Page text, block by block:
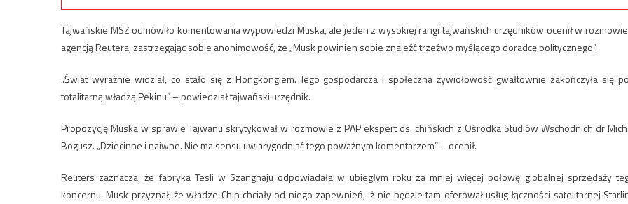
Tajwańskie MSZ odmówiło komentowania wypowiedzi Muska, ale jeden z wysokiej rangi tajwańskich urzędników ocenił w
agencją Reutera, zastrzegając sobie anonimowość, że „Musk powinien sobie znaleźć trzeźwo myślącego doradcę politycznego”.
„Świat wyraźnie widział, co stało się z Hongkongiem. Jego gospodarcza i społeczna żywiołowość gwałtownie zakończyła się
totalitarną władzą Pekinu” – powiedział tajwański urzędnik.
Propozycję Muska w sprawie Tajwanu skrytykował w rozmowie z PAP ekspert ds. chińskich z Ośrodka Studiów Wschodnich dr
Bogusz. „Dziecinne i naiwne. Nie ma sensu uwiarygodniać tego poważnym komentarzem” – ocenił.
Reuters zaznacza, że fabryka Tesli w Szanghaju odpowiadała w ubiegłym roku za mniej więcej połowę globalnej sprzedaży
koncernu. Musk przyznał, że władze Chin chciały od niego zapewnień, iż nie będzie tam oferował usług łączności satelitarnej